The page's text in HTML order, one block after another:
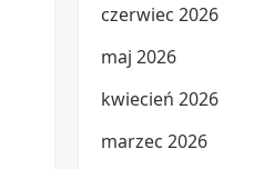
czerwiec 2026
maj 2026
kwiecień 2026
marzec 2026